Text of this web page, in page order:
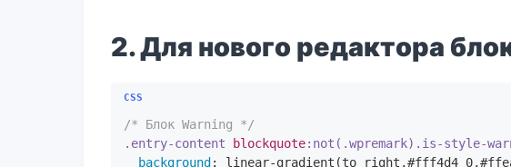
2. Для нового редактора
/* Блок Warning */
.entry-content
blockquote:not(.wpremark).is-style-
background : linear-gradient (to right,#fff4d4